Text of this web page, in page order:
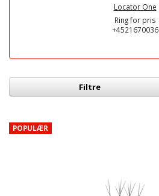
Locator One
Ring for pris
+4521670036
Filtre
POPULÆR